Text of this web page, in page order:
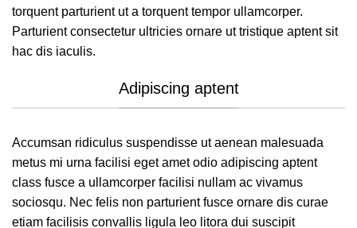
torquent parturient ut a torquent tempor ullamcorper.
Parturient consectetur ultricies ornare ut tristique aptent sit
hac dis iaculis.
Adipiscing aptent
Accumsan ridiculus suspendisse ut aenean malesuada
metus mi urna facilisi eget amet odio adipiscing aptent
class fusce a ullamcorper facilisi nullam ac vivamus
sociosqu. Nec felis non parturient fusce ornare dis curae
etiam facilisis convallis ligula leo litora dui suscipit